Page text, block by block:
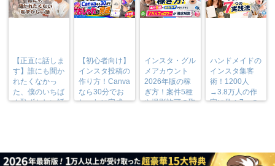
【正直に話しま
す】誰にも聞か
れたくなかっ
た、僕のいちば
ん恥ずかしい話
【初心者向け】
インスタ投稿の
作り方！Canva
なら30分でお
しゃれに完成
インスタ・グル
メアカウント
2026年版の稼
ぎ方！案件5種
や撮影許可の取
ハンドメイドの
インスタ集客
術！1200人
→3.8万人の作
家に学ぶ7つの